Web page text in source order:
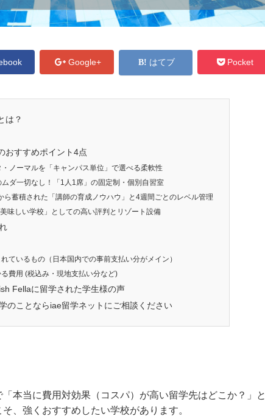
Google+ はてブ Pocket
は？
おすすめポイント4点
・ノーマルを「キャンパス単位」で選べる柔軟性
ムダ一切なし！「1人1席」の固定制・個別自習室
ら蓄積された「講師の育成ノウハウ」と4週間ごとのレベル管理
味しい学校」としての高い評判とリゾート設備
ているもの（日本国内での事前支払い分がメイン）
費用 (税込み・現地支払い分など)
Fellaに留学された学生様の声
のことならiae留学ネットにご相談ください
本当に費用対効果（コスパ）が高い留学先はどこか？」と
、強くおすすめしたい学校があります。